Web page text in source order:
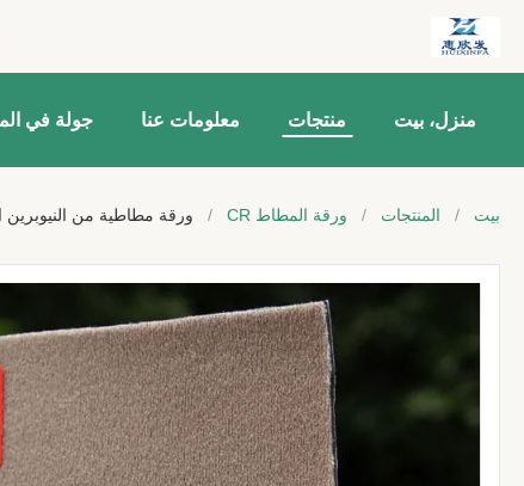
منزل، بيت منتجات معلومات عنا جولة في
بيت / المنتجات / ورقة المطاط CR / ورقة مطاطية من النيوبرين